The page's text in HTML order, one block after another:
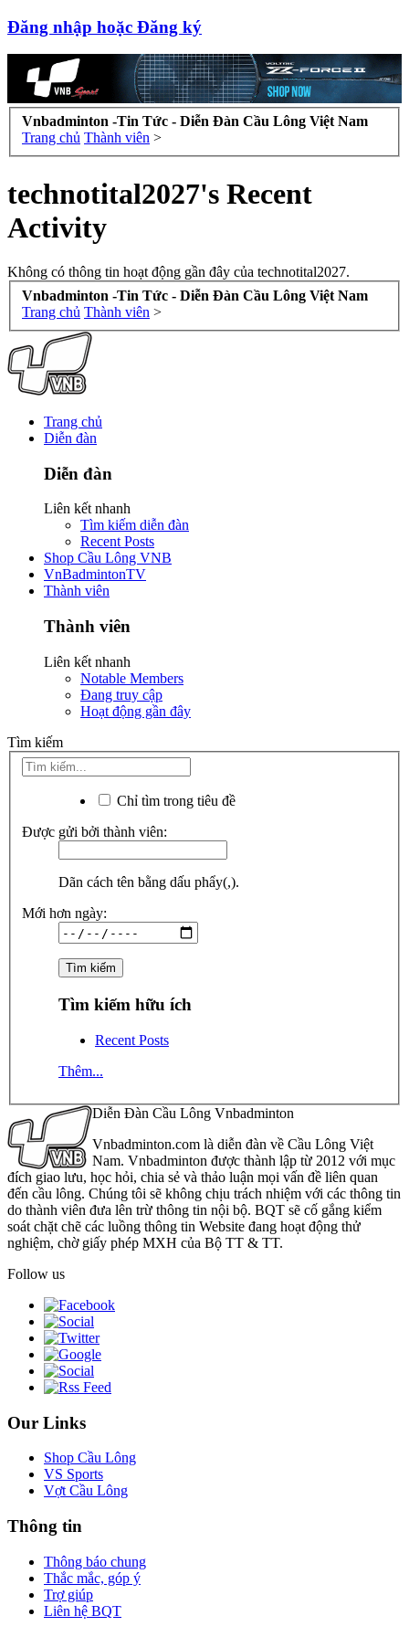
Đăng nhập hoặc Đăng ký
Vnbadminton -Tin Tức - Diễn Đàn Cầu Lông Việt Nam
Trang chủ Thành viên >
technotital2027's Recent
Activity
Không có thông tin hoạt động gần đây của technotital2027.
Vnbadminton -Tin Tức - Diễn Đàn Cầu Lông Việt Nam
Trang chủ Thành viên >
Trang chủ
Diễn đàn
Diễn đàn
Liên kết nhanh
Tìm kiếm diễn đàn
Recent Posts
Shop Cầu Lông VNB
VnBadmintonTV
Thành viên
Thành viên
Liên kết nhanh
Notable Members
Đang truy cập
Hoạt động gần đây
Tìm kiếm
Chỉ tìm trong tiêu đề
Được gửi bởi thành viên:
Dãn cách tên bằng dấu phẩy(,).
Mới hơn ngày:
Tìm kiếm hữu ích
Recent Posts
Thêm...
Diễn Đàn Cầu Lông Vnbadminton
Vnbadminton.com là diễn đàn về Cầu Lông Việt
Nam. Vnbadminton được thành lập từ 2012 với mục
đích giao lưu, học hỏi, chia sẻ và thảo luận mọi vấn đề liên quan
đến cầu lông. Chúng tôi sẽ không chịu trách nhiệm với các thông tin
do thành viên đưa lên trừ thông tin nội bộ. BQT sẽ cố gắng kiểm
soát chặt chẽ các luồng thông tin Website đang hoạt động thử
nghiệm, chờ giấy phép MXH của Bộ TT & TT.
Follow us
Our Links
Shop Cầu Lông
VS Sports
Vợt Cầu Lông
Thông tin
Thông báo chung
Thắc mắc, góp ý
Trợ giúp
Liên hệ BQT